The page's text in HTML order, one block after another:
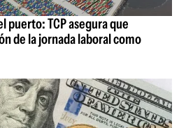
puerto: TCP asegura que
de la jornada laboral como